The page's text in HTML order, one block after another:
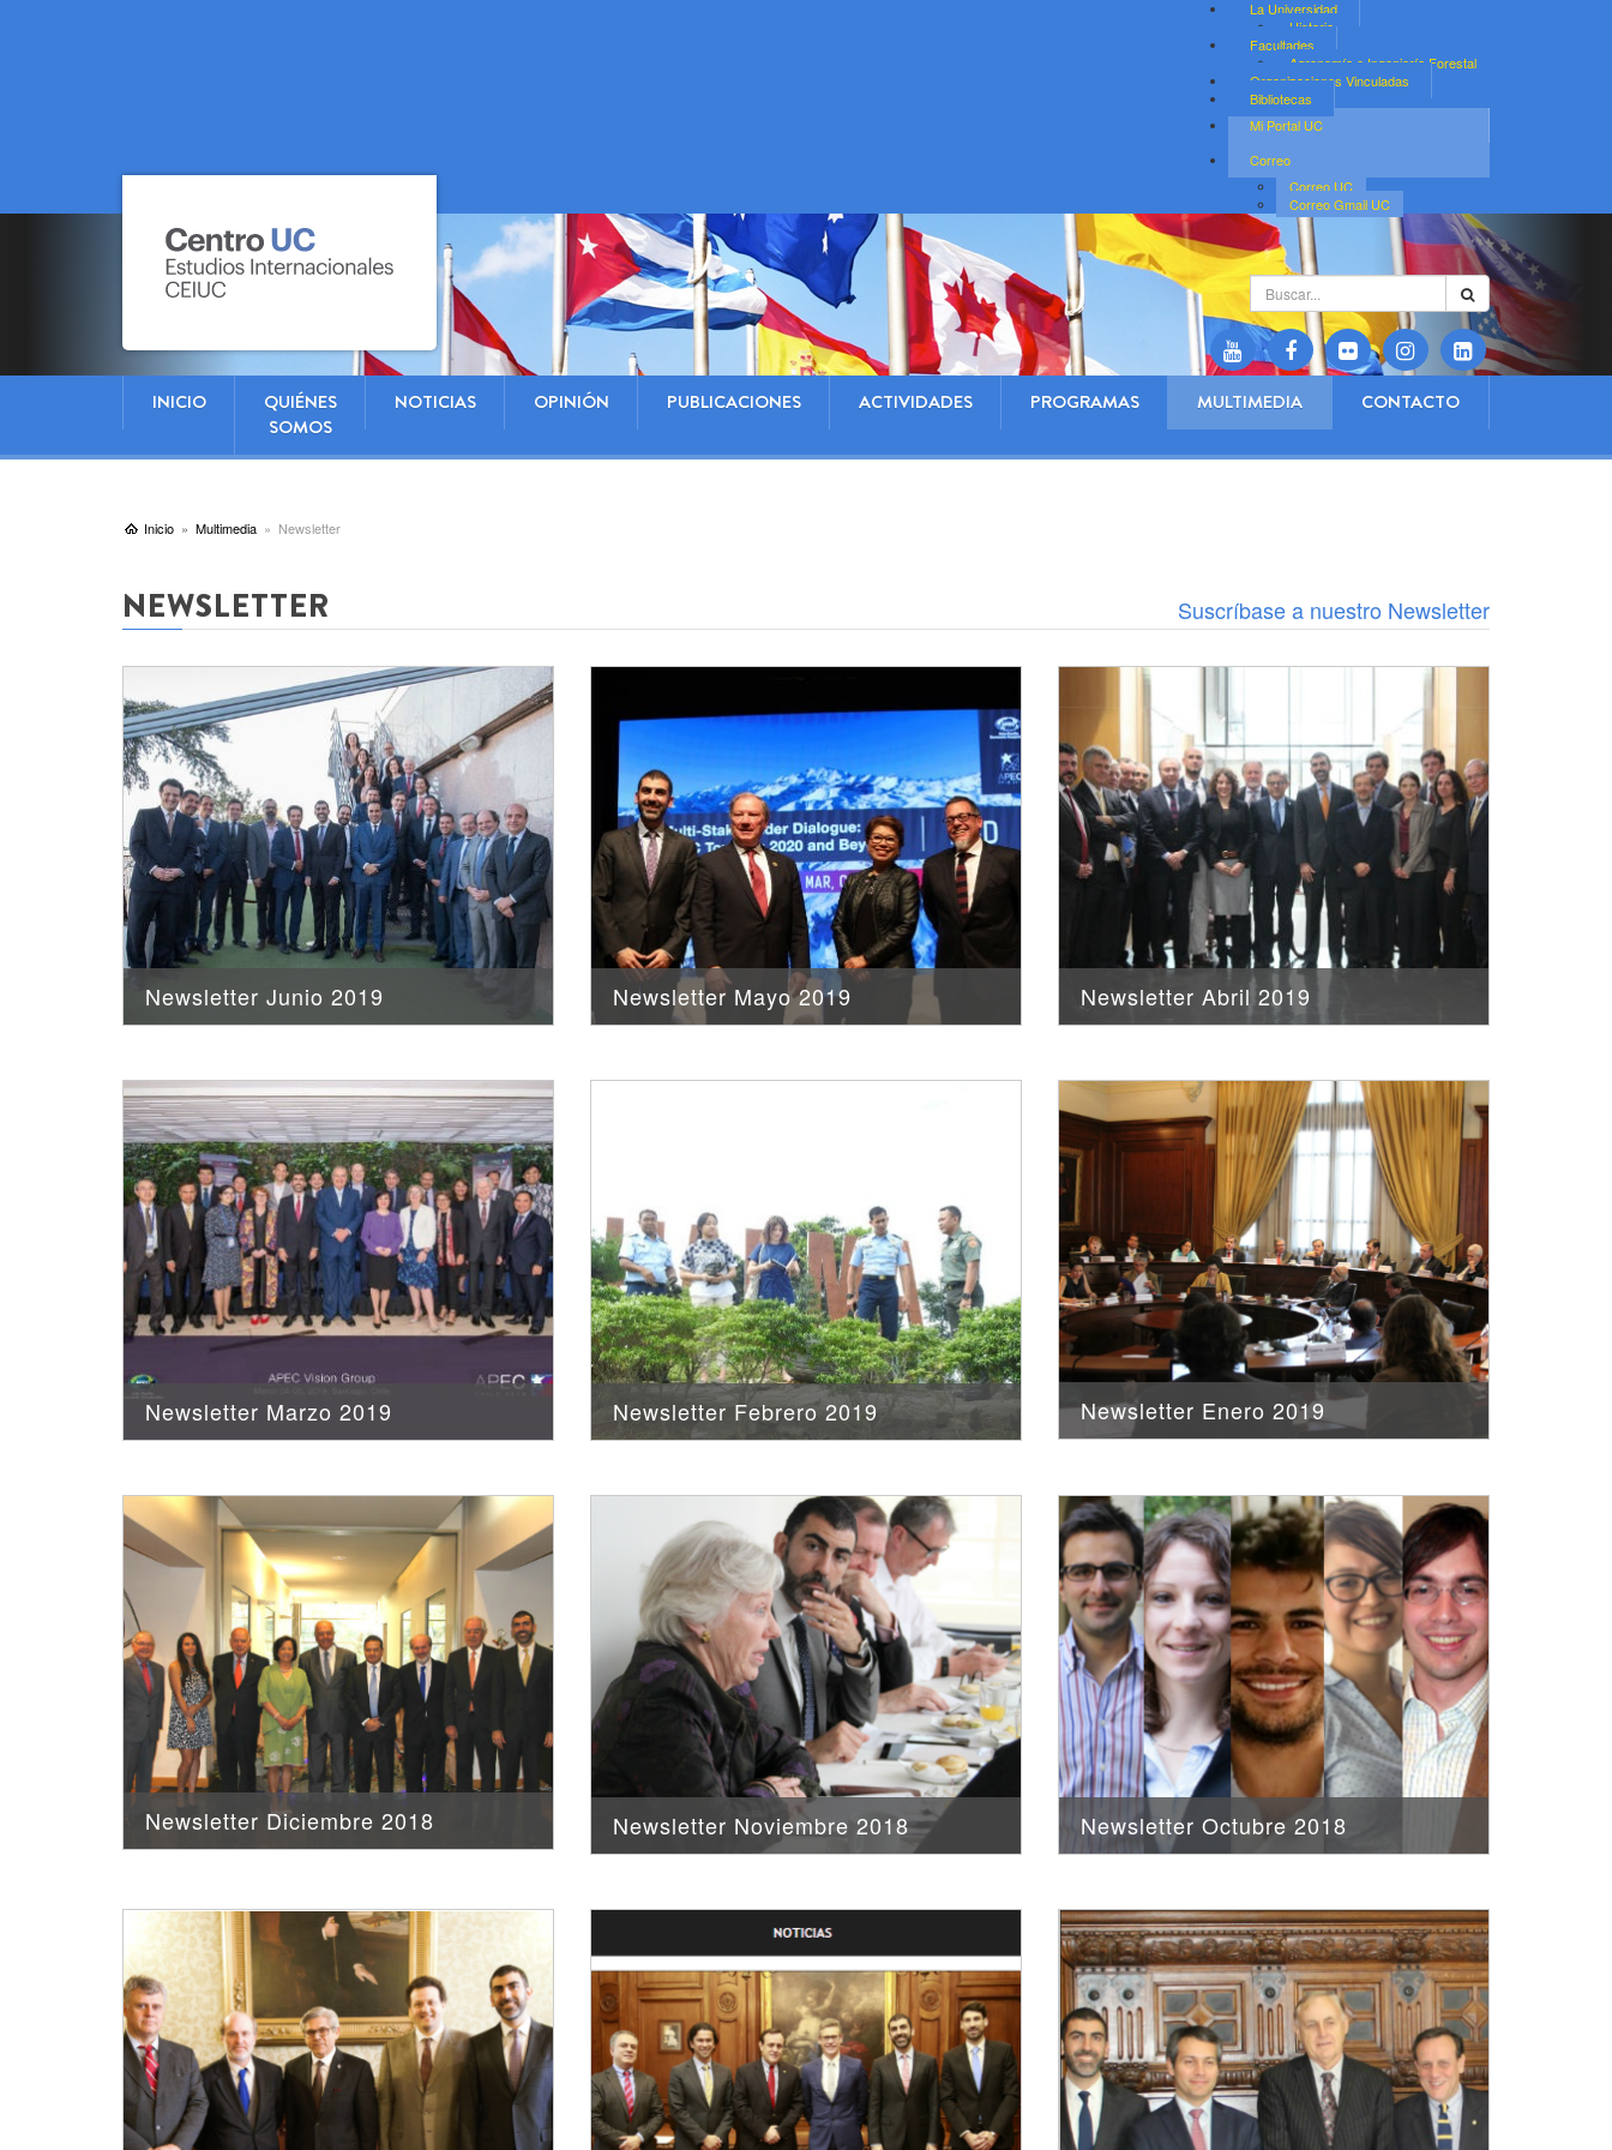
La Universidad
Historia
Facultades
Agronomía e Ingeniería Forestal
Organizaciones Vinculadas
Bibliotecas
Mi Portal UC
Correo
Correo UC
Correo Gmail UC
Buscar...
INICIO
QUIÉNES
SOMOS
NOTICIAS OPINIÓN PUBLICACIONES ACTIVIDADES PROGRAMAS MULTIMEDIA CONTACTO
Inicio Multimedia Newsletter
NEWSLETTER Suscríbase a nuestro Newsletter
Newsletter Junio 2019 Newsletter Mayo 2019 Newsletter Abril 2019
Newsletter Marzo 2019 Newsletter Febrero 2019 Newsletter Enero 2019
Newsletter Diciembre 2018 Newsletter Noviembre 2018 Newsletter Octubre 2018